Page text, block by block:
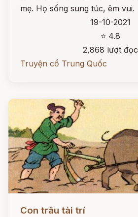
mẹ. Họ sống sung túc, êm vui.
19-10-2021
⭐ 4.8
2,868 lượt đọc
Truyện cổ Trung Quốc
Con trâu tài trí